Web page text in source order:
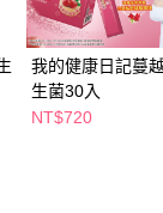
意方可使用
公司不負相關責
我的健康日記蔓
生菌30入
NT$720